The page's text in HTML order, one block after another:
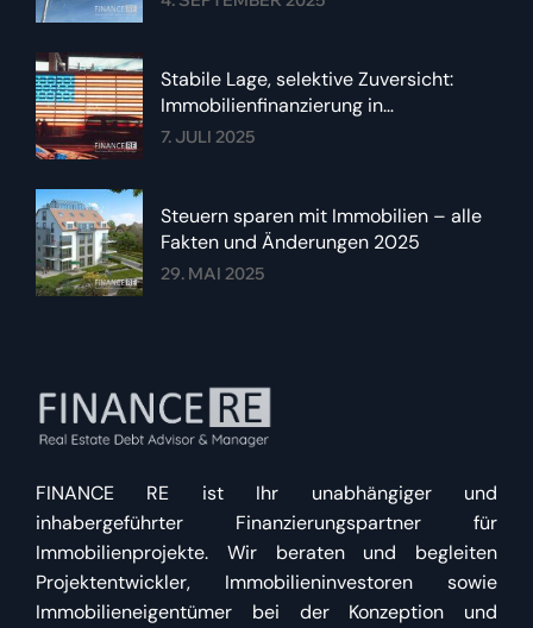
Stabile Lage, selektive Zuversicht:
Immobilienfinanzierung in
Deutschland im Sommer 2025
7. JULI 2025
Steuern sparen mit Immobilien – alle
Fakten und Änderungen 2025
29. MAI 2025
FINANCE RE ist Ihr unabhängiger und
inhabergeführter Finanzierungspartner für
Immobilienprojekte. Wir beraten und begleiten
Projektentwickler, Immobilieninvestoren sowie
Immobilieneigentümer bei der Konzeption und